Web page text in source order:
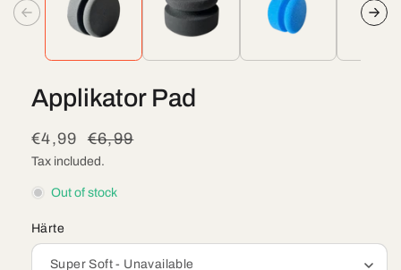
modal
Applikator Pad
Sale
price
€4,99
Regular
price
€6,99
Tax included.
Out of stock
Härte